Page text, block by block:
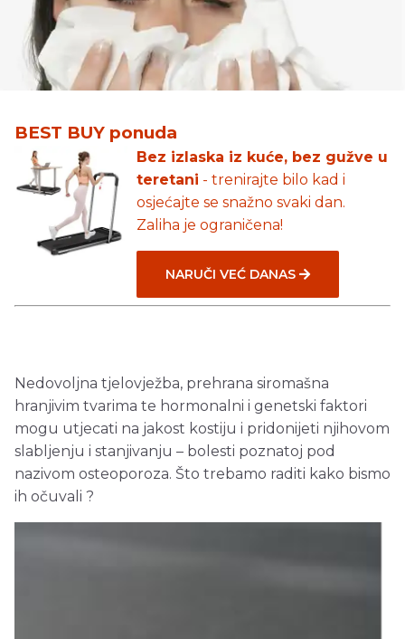
BEST BUY ponuda
Bez izlaska iz kuće, bez gužve u
teretani - trenirajte bilo kad i
osjećajte se snažno svaki dan.
Zaliha je ograničena!
NARUČI VEĆ DANAS
Nedovoljna tjelovježba, prehrana siromašna
hranjivim tvarima te hormonalni i genetski faktori
mogu utjecati na jakost kostiju i pridonijeti njihovom
slabljenju i stanjivanju – bolesti poznatoj pod
nazivom osteoporoza. Što trebamo raditi kako bismo
ih očuvali ?